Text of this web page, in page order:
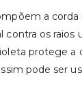
a
os raios
protege a
pode ser